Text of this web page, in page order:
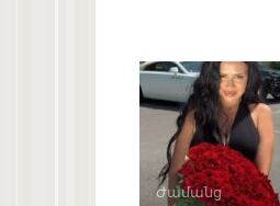
Ժամանց